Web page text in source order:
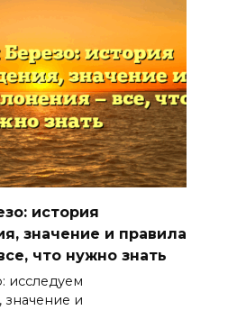
история
значение и правила
что нужно знать
исследуем
и